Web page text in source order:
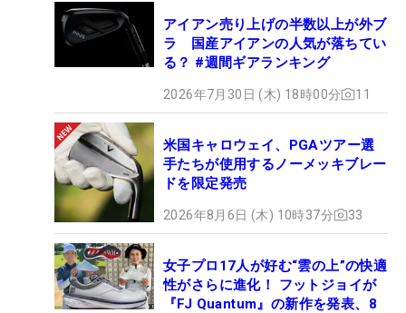
アイアン売り上げの半数以上が外ブ
ラ 国産アイアンの人気が落ちてい
る？ #週間ギアランキング
2026年7月30日 (木) 18時00分 11
米国キャロウェイ、PGAツアー選
手たちが使用するノーメッキブレー
ドを限定発売
2026年8月6日 (木) 10時37分 33
女子プロ17人が好む“雲の上”の快適
性がさらに進化！ フットジョイが
『FJ Quantum』の新作を発表、8